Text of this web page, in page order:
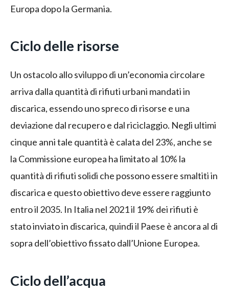
Europa dopo la Germania.
Ciclo delle risorse
Un ostacolo allo sviluppo di un’economia circolare
arriva dalla quantità di rifiuti urbani mandati in
discarica, essendo uno spreco di risorse e una
deviazione dal recupero e dal riciclaggio. Negli ultimi
cinque anni tale quantità è calata del 23%, anche se
la Commissione europea ha limitato al 10% la
quantità di rifiuti solidi che possono essere smaltiti in
discarica e questo obiettivo deve essere raggiunto
entro il 2035. In Italia nel 2021 il 19% dei rifiuti è
stato inviato in discarica, quindi il Paese è ancora al di
sopra dell’obiettivo fissato dall’Unione Europea.
Ciclo dell’acqua